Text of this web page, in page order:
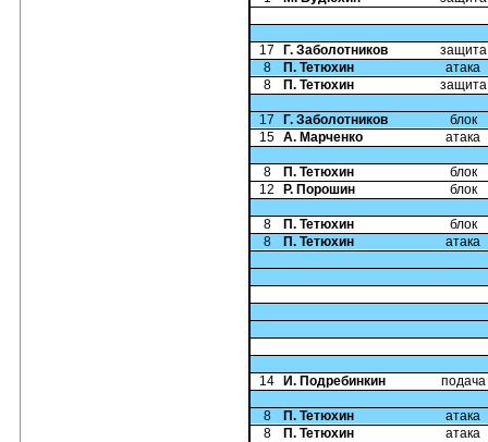
17 Г. Заболотников
защита
8
П. Тетюхин
атака
8
П. Тетюхин защита
17 Г. Заболотников
блок
15 А. Марченко атака
8 П. Тетюхин
блок
12
Р. Порошин блок
8 П. Тетюхин
блок
8
П. Тетюхин атака
14 И. Подребинкин подача
8 П. Тетюхин
атака
8
П. Тетюхин атака